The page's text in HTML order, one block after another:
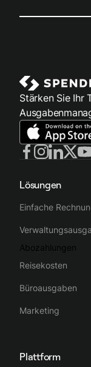
Stärken Sie Ihr
Lösungen
Einfache
Abozahlungen
Reisekosten
Büroausgaben
Marketing
Plattform